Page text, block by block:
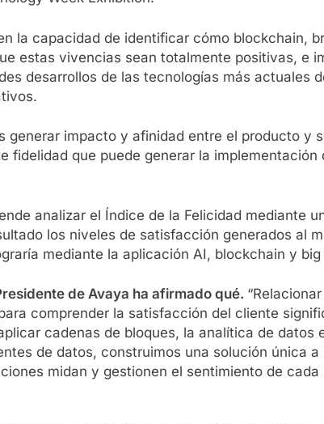
la capacidad de identificar cómo blockchain,
estas vivencias sean totalmente positivas, e
desarrollos de las tecnologías más actuales
generar impacto y afinidad entre el producto y
fidelidad que puede generar la
analizar el Índice de la Felicidad mediante
los niveles de satisfacción generados al
mediante la aplicación AI, blockchain y big
de Avaya ha afirmado qué.
comprender la satisfacción del cliente
cadenas de bloques, la analítica de datos
de datos, construimos una solución única
midan y gestionen el sentimiento de